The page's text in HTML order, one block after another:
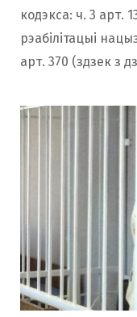
кодэкса: ч. 3 арт.
рэабілітацыі
арт. 370 (здзек з